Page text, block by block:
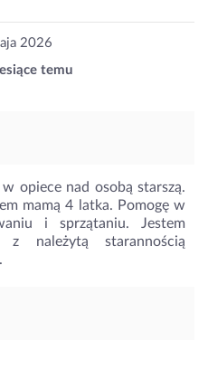
2026
temu
opiece nad osobą starszą.
mamą 4 latka. Pomogę w
i sprzątaniu. Jestem
z należytą starannością